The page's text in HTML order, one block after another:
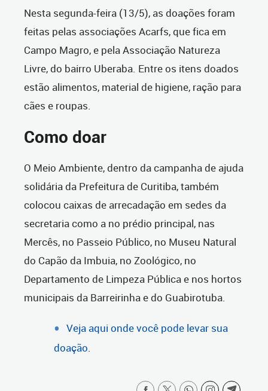
Nesta segunda-feira (13/5), as doações foram
feitas pelas associações Acarfs, que fica em
Campo Magro, e pela Associação Natureza
Livre, do bairro Uberaba. Entre os itens doados
estão alimentos, material de higiene, ração para
cães e roupas.
Como doar
O Meio Ambiente, dentro da campanha de ajuda
solidária da Prefeitura de Curitiba, também
colocou caixas de arrecadação em sedes da
secretaria como a no prédio principal, nas
Mercês, no Passeio Público, no Museu Natural
do Capão da Imbuia, no Zoológico, no
Departamento de Limpeza Pública e nos hortos
municipais da Barreirinha e do Guabirotuba.
Veja aqui onde você pode levar sua
doação.